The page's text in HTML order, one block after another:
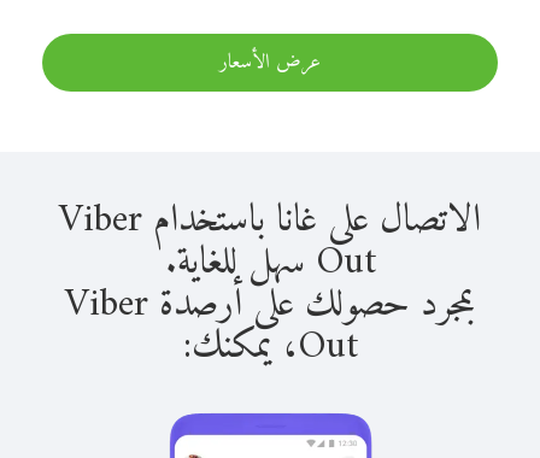
عرض الأسعار
الاتصال على غانا باستخدام Viber
Out سهل للغاية.
بمجرد حصولك على أرصدة Viber
Out، يمكنك: